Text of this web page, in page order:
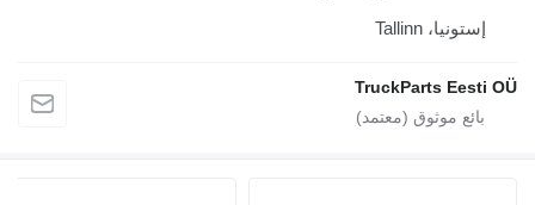
إستونيا، Tallinn
TruckParts